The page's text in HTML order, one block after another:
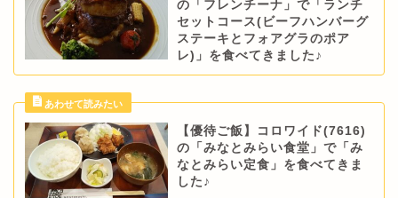
の「フレンチーナ」で「ランチ
セットコース(ビーフハンバーグ
ステーキとフォアグラのポア
レ)」を食べてきました♪
【優待ご飯】コロワイド(7616)
の「みなとみらい食堂」で「み
なとみらい定食」を食べてきま
した♪